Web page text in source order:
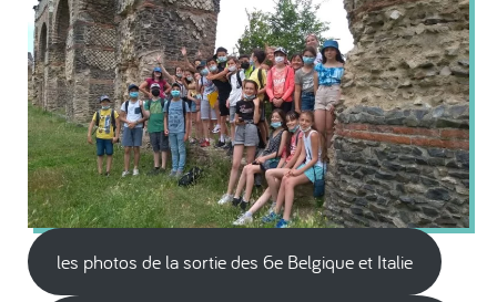
les photos de la sortie des 6e Belgique et Italie